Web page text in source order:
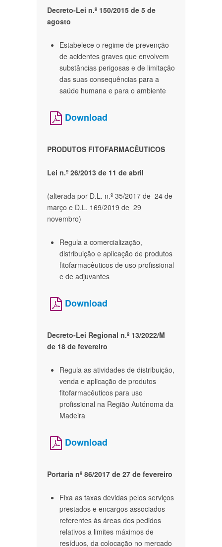
Decreto-Lei n.º 150/2015 de 5 de
agosto
Estabelece o regime de prevenção
de acidentes graves que envolvem
substâncias perigosas e de limitação
das suas consequências para a
saúde humana e para o ambiente
Download
PRODUTOS FITOFARMACÊUTICOS
Lei n.º 26/2013 de 11 de abril
(alterada por D.L. n.º 35/2017 de 24 de
março e D.L. 169/2019 de 29
novembro)
Regula a comercialização,
distribuição e aplicação de produtos
fitofarmacêuticos de uso profissional
e de adjuvantes
Download
Decreto-Lei Regional n.º 13/2022/M
de 18 de fevereiro
Regula as atividades de distribuição,
venda e aplicação de produtos
fitofarmacêuticos para uso
profissional na Região Autónoma da
Madeira
Download
Portaria nº 86/2017 de 27 de fevereiro
Fixa as taxas devidas pelos serviços
prestados e encargos associados
referentes às áreas dos pedidos
relativos a limites máximos de
resíduos, da colocação no mercado